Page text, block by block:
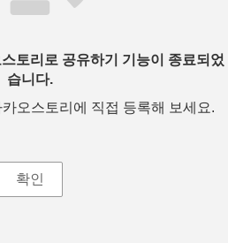
토리로 공유하기 기능이 종료되었
습니다.
오스토리에 직접 등록해 보세요.
확인